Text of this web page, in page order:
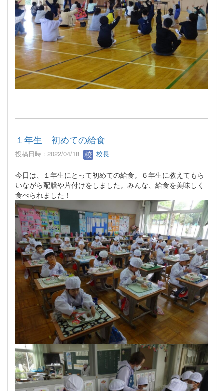
１年生 初めての給食
投稿日時 : 2022/04/18 校長
今日は、１年生にとって初めての給食。６年生に教えてもら
いながら配膳や片付けをしました。みんな、給食を美味しく
食べられました！